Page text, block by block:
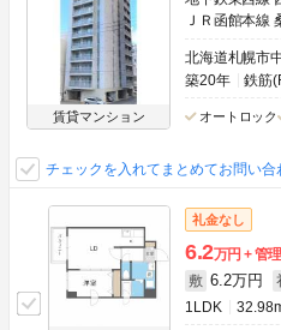
賃貸マンション
ＪＲ函館本線
北海道札幌市
築20年
鉄筋
オートロック
チェックを入れてまとめてお問い合
礼金なし
6.2万円 管
敷 6.2万円
1LDK